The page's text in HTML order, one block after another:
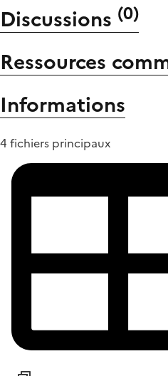
Discussions (0)
Ressources
Informations
4 fichiers principaux